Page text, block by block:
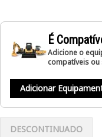
É
Adicione o
compatíveis
Adicionar
DESCONTINUADO